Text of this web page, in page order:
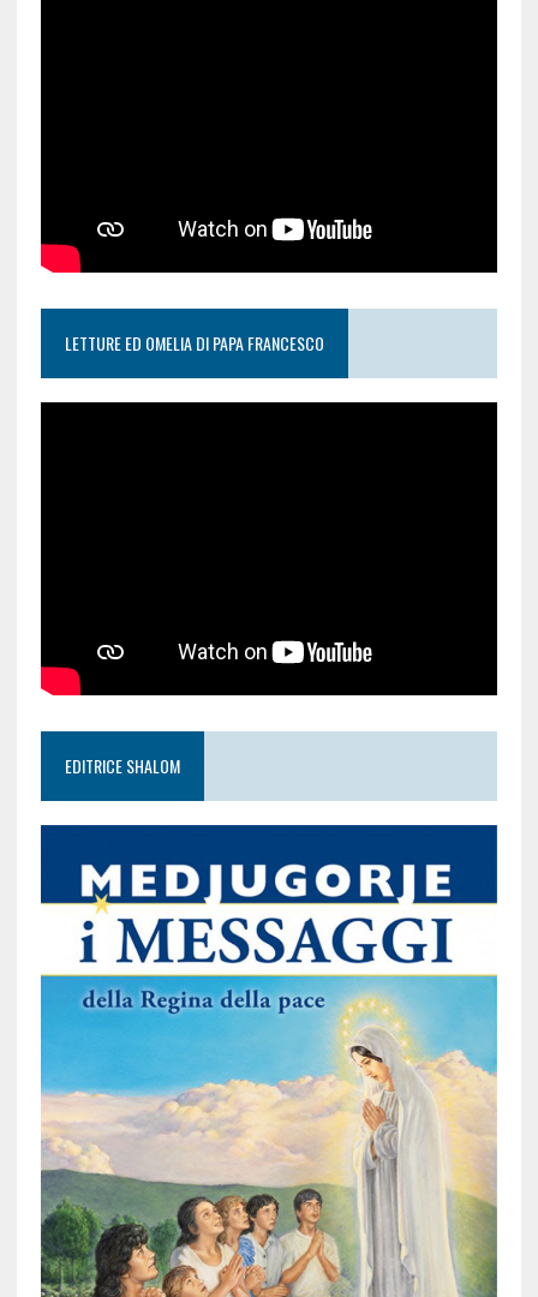
LETTURE ED OMELIA DI PAPA FRANCESCO
EDITRICE SHALOM